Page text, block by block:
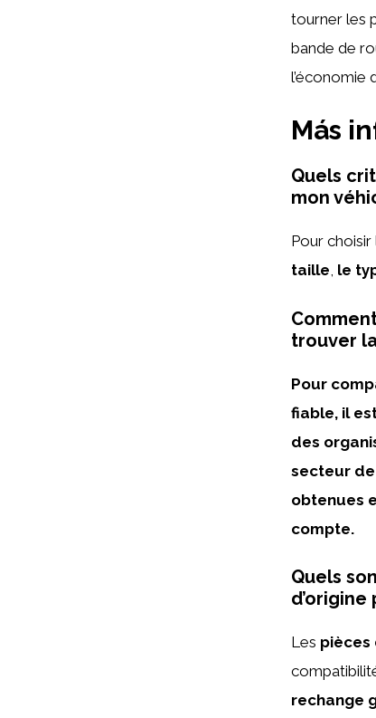
tourner les
bande de
l’économie
Más
Quels
mon
Pour
taille, le
trouver
Pour
fiable, il
des
secteur
obtenues
compte.
Quels
Les pièces
rechange